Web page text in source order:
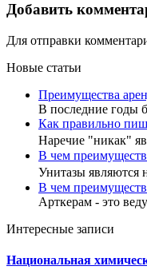
Добавить
Для отправки
Новые статьи
Преимущества
В последние годы
Как правильно
Наречие "никак"
В чем
Унитазы являются
В чем
Арткерам - это
Интересные записи
Национальная